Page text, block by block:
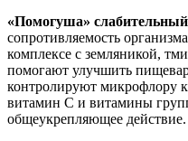
«Помогуша» слабительный
сопротивляемость
комплексе с земляникой,
помогают улучшить
контролируют микрофлору
витамин С и витамины
общеукрепляющее действие.